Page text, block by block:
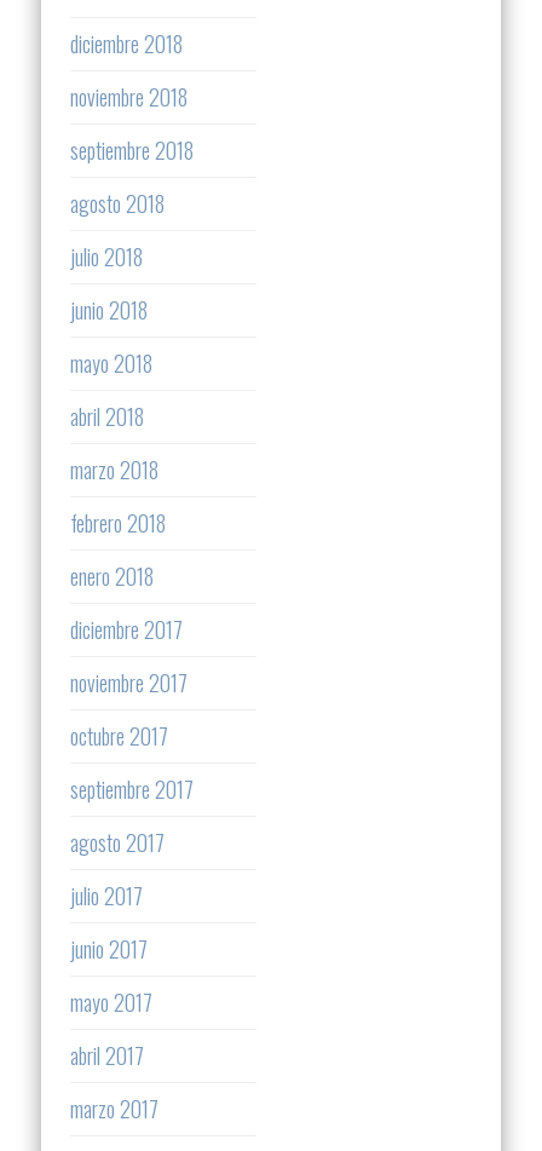
diciembre 2018
noviembre 2018
septiembre 2018
agosto 2018
julio 2018
junio 2018
mayo 2018
abril 2018
marzo 2018
febrero 2018
enero 2018
diciembre 2017
noviembre 2017
octubre 2017
septiembre 2017
agosto 2017
julio 2017
junio 2017
mayo 2017
abril 2017
marzo 2017